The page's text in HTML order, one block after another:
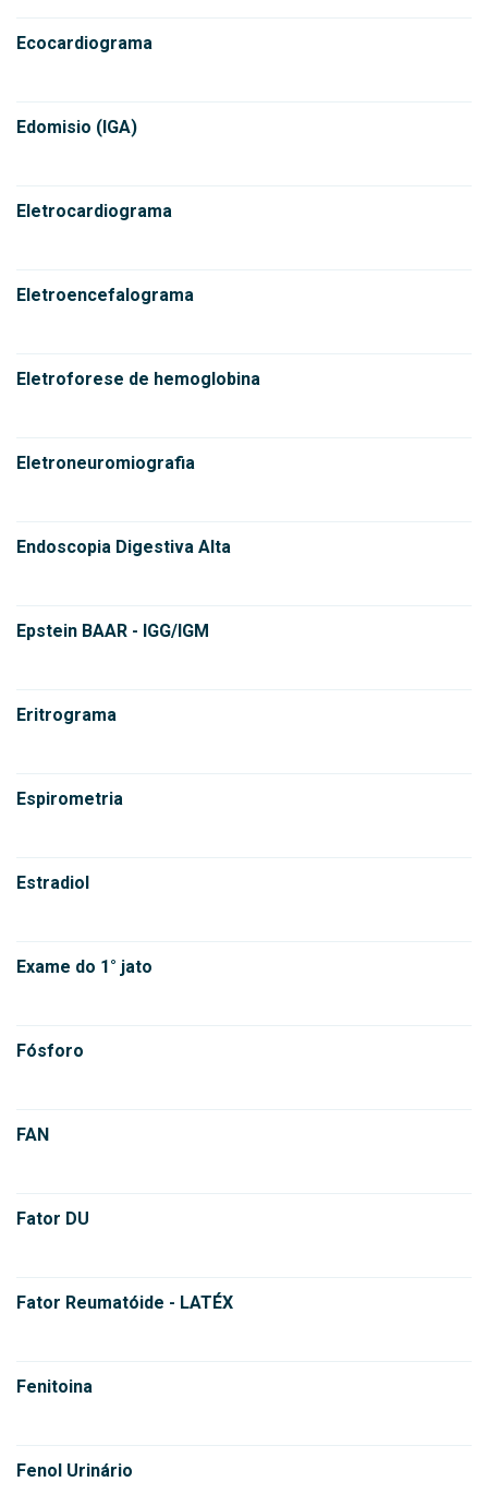
Ecocardiograma
Edomisio (IGA)
Eletrocardiograma
Eletroencefalograma
Eletroforese de hemoglobina
Eletroneuromiografia
Endoscopia Digestiva Alta
Epstein BAAR - IGG/IGM
Eritrograma
Espirometria
Estradiol
Exame do 1° jato
Fósforo
FAN
Fator DU
Fator Reumatóide - LATÉX
Fenitoina
Fenol Urinário